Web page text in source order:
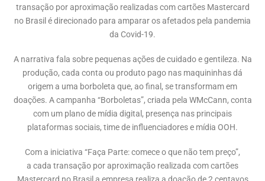
transação por aproximação realizadas com cartões Mastercard
no Brasil é direcionado para amparar os afetados pela pandemia
da Covid-19.
A narrativa fala sobre pequenas ações de cuidado e gentileza. Na
produção, cada conta ou produto pago nas maquininhas dá
origem a uma borboleta que, ao final, se transformam em
doações. A campanha “Borboletas”, criada pela WMcCann, conta
com um plano de mídia digital, presença nas principais
plataformas sociais, time de influenciadores e mídia OOH.
Com a iniciativa “Faça Parte: comece o que não tem preço”,
a cada transação por aproximação realizada com cartões